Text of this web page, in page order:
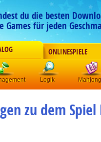
du die besten
Games für jeden
ONLINESPIELE
Logik Mahjong
zu dem Spiel